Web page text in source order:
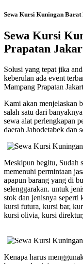
Sewa Kursi Kuningan
Sewa Kursi
Prapatan
Solusi yang tepat jika
keberulan ada event
Mampang Prapatan
Kami akan menjelaskan
salah satu dari
sewa alat perlengkapan
daerah Jabodetabek dan
Meskipun begitu, Sudah
memenuhi permintaan
apapun barang yang di
selenggarakan. untuk
stok dan jenisnya
kursi futura, kursi bar,
kursi olivia, kursi
Kenapa harus